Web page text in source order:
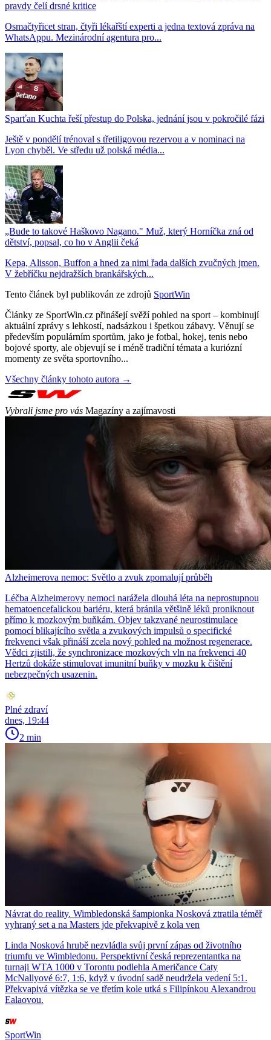
pravdy čelí drsné kritice
Osmačtyřicet stran, čtyři lékařští experti a jedna textová zpráva na
WhatsAppu. Mezinárodní agentura pro...
Sparťan Kuchta řeší přestup do Polska, jednání jsou v pokročilé fázi
Ještě v pondělí trénoval s třetiligovou rezervou a v nominaci na
Lyon chyběl. Ve středu už polská média...
„Bude to takové Haškovo Nagano." Muž, který Horníčka zná od
dětství, popsal, co ho v Anglii čeká
Kepa, Alisson, Buffon a hned za nimi řada dalších zvučných jmen.
V žebříčku nejdražších brankářských...
Tento článek byl publikován ze zdrojů SportWin
Články ze SportWin.cz přinášejí svěží pohled na sport – kombinují
aktuální zprávy s lehkostí, nadsázkou i špetkou zábavy. Věnují se
především populárním sportům, jako je fotbal, hokej, tenis nebo
bojové sporty, ale objevují se i méně tradiční témata a kuriózní
momenty ze světa sportovního...
Všechny články tohoto autora →
Vybrali jsme pro vás Magazíny a zajímavosti
Alzheimerova nemoc: Světlo a zvuk zpomalují průběh
Léčba Alzheimerovy nemoci narážela dlouhá léta na neprostupnou
hematoencefalickou bariéru, která bránila většině léků proniknout
přímo k mozkovým buňkám. Objev takzvané neurostimulace
pomocí blikajícího světla a zvukových impulsů o specifické
frekvenci však přináší zcela nový pohled na možnost regenerace.
Vědci zjistili, že synchronizace mozkových vln na frekvenci 40
Hertzů dokáže stimulovat imunitní buňky v mozku k čištění
nebezpečných usazenin.
Plné zdraví
dnes, 19:44
2 min
Návrat do reality. Wimbledonská šampionka Nosková ztratila téměř
vyhraný set a na Masters jde překvapivě z kola ven
Linda Nosková hrubě nezvládla svůj první zápas od životního
triumfu ve Wimbledonu. Perspektivní česká reprezentantka na
turnaji WTA 1000 v Torontu podlehla Američance Caty
McNallyové 6:7, 1:6, když v úvodní sadě neudržela vedení 5:1.
Překvapivá vítězka se ve třetím kole utká s Filipínkou Alexandrou
Ealaovou.
SportWin